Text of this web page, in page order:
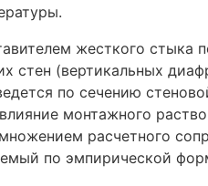
жесткого стыка
стен (вертикальных
по сечению
монтажного
расчетного
по эмпирической